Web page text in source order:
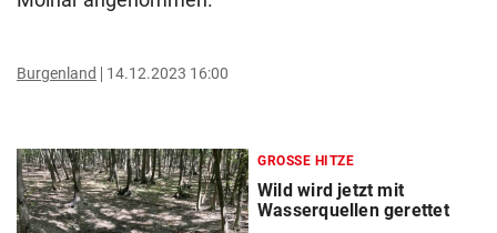
Burgenland 14.12.2023 16:00
GROSSE HITZE
Wild wird jetzt mit
Wasserquellen gerettet